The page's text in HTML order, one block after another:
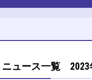
ュース一覧 2023